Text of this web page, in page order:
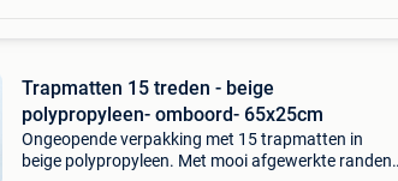
Trapmatten 15 treden - beige
polypropyleen- omboord- 65x25cm
Ongeopende verpakking met 15 trapmatten in
beige polypropyleen. Met mooi afgewerkte randen.